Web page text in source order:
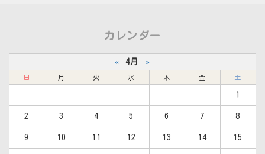
カレンダー
« 4月 »
日 月 火 水 木 金 土
1
2 3 4 5 6 7 8
9 10 11 12 13 14 15